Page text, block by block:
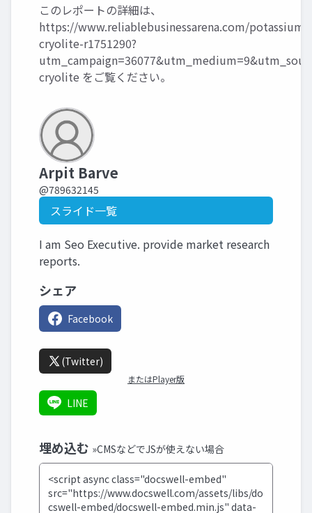
このレポートの詳細は、
https://www.reliablebusinessarena.com/potassium-
cryolite-r1751290?
cryolite をご覧ください。
Arpit Barve
@789632145
スライド一覧
I am Seo Executive. provide market research
reports.
シェア
Facebook
(Twitter)
またはPlayer版
LINE
埋め込む »CMSなどでJSが使えない場合